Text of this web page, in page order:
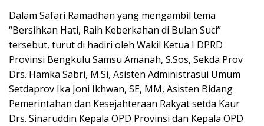
Dalam Safari Ramadhan yang mengambil tema
“Bersihkan Hati, Raih Keberkahan di Bulan Suci”
tersebut, turut di hadiri oleh Wakil Ketua I DPRD
Provinsi Bengkulu Samsu Amanah, S.Sos, Sekda Prov
Drs. Hamka Sabri, M.Si, Asisten Administrasui Umum
Setdaprov Ika Joni Ikhwan, SE, MM, Asisten Bidang
Pemerintahan dan Kesejahteraan Rakyat setda Kaur
Drs. Sinaruddin Kepala OPD Provinsi dan Kepala OPD